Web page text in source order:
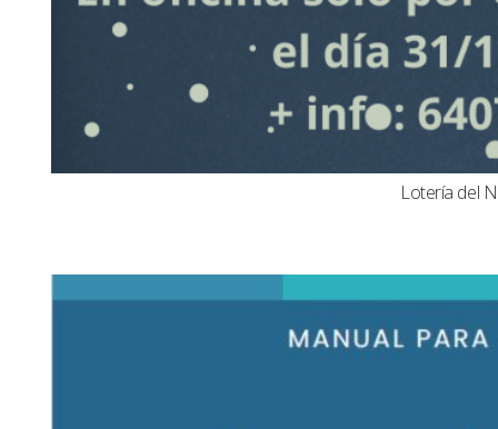
Lotería del